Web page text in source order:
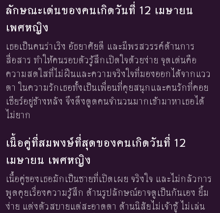
ลักษณะเด่นของคนเกิดวันที่ 12 เมษายน
เพศหญิง
เธอเป็นคนร่าเริง อัธยาศัยดี และมีพรสวรรค์ด้านการ
สื่อสาร ทำให้คนรอบตัวรู้สึกเปิดใจด้วยง่าย จุดเด่นคือ
ความสดใสที่ไม่ฝืนและความจริงใจที่มองออกได้จากแวว
ตา ในความรักเธอทั้งเป็นเพื่อนที่คุยสนุกและคนรักที่คอย
เชียร์อยู่ข้างหลัง จึงดึงดูดคนจำนวนมากเข้ามาหาเธอได้
ไม่ยาก
เนื้อคู่ที่สมพงษ์ที่สุดของคนเกิดวันที่ 12
เมษายน เพศหญิง
เนื้อคู่ของเธอมักเป็นชายที่เปิดเผย จริงใจ และไม่กลัวการ
พูดคุยเรื่องความรู้สึก ด้านรูปลักษณ์อาจดูเป็นกันเอง ยิ้ม
ง่าย แต่งตัวสบายแต่สะอาดตา ด้านนิสัยไม่เจ้าชู้ ไม่เล่น